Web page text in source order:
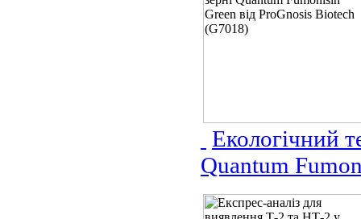
Екологічний
Quantum